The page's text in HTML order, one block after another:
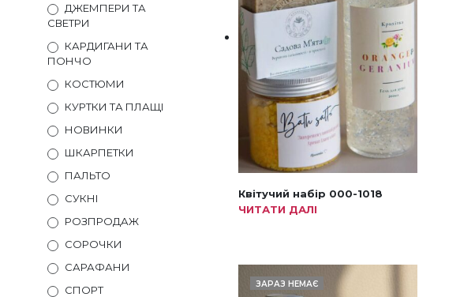
ДЖЕМПЕРИ ТА
СВЕТРИ
КАРДИГАНИ ТА
ПОНЧО
КОСТЮМИ
КУРТКИ ТА ПЛАЩІ
НОВИНКИ
ШКАРПЕТКИ
ПАЛЬТО
СУКНІ
РОЗПРОДАЖ
СОРОЧКИ
САРАФАНИ
СПОРТ
Квітучий набір 000-1018
ЧИТАТИ ДАЛІ
ЗАРАЗ НЕМАЄ